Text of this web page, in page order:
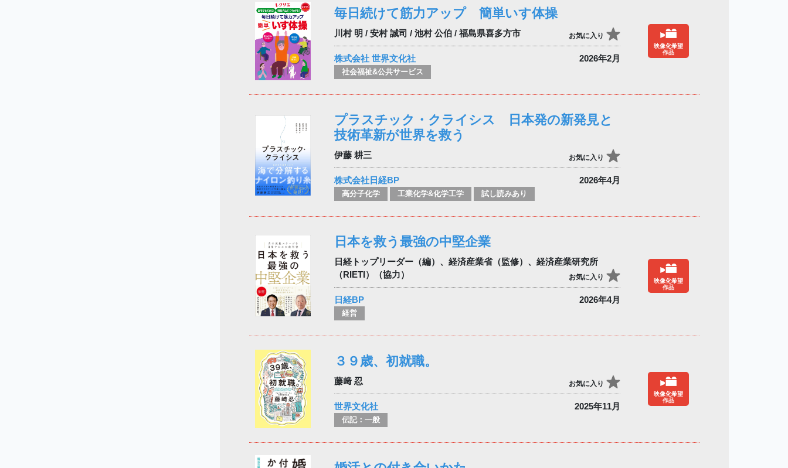
毎日続けて筋力アップ 簡単いす体操
川村 明 / 安村 誠司 / 池村 公伯 / 福島県喜多方市 お気に入り
株式会社 世界文化社 2026年2月
社会福祉&公共サービス
映像化希望
作品
プラスチック・クライシス 日本発の新発見と
技術革新が世界を救う
伊藤 耕三 お気に入り
株式会社日経BP 2026年4月
高分子化学 工業化学&化学工学 試し読みあり
日本を救う最強の中堅企業
日経トップリーダー（編）、経済産業省（監修）、経済産業研究所
（RIETI）（協力）
お気に入り
日経BP 2026年4月
経営
映像化希望
作品
３９歳、初就職。
藤﨑 忍 お気に入り
世界文化社 2025年11月
伝記：一般
映像化希望
作品